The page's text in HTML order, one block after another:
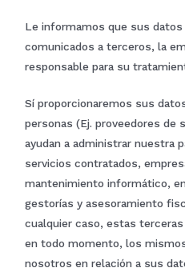
Le informamos que sus datos
comunicados a terceros, la
responsable para su
Sí proporcionaremos sus
personas (Ej. proveedores de
ayudan a administrar nuestra
servicios contratados,
mantenimiento informático,
gestorías y asesoramiento
cualquier caso, estas
en todo momento, los
nosotros en relación a sus